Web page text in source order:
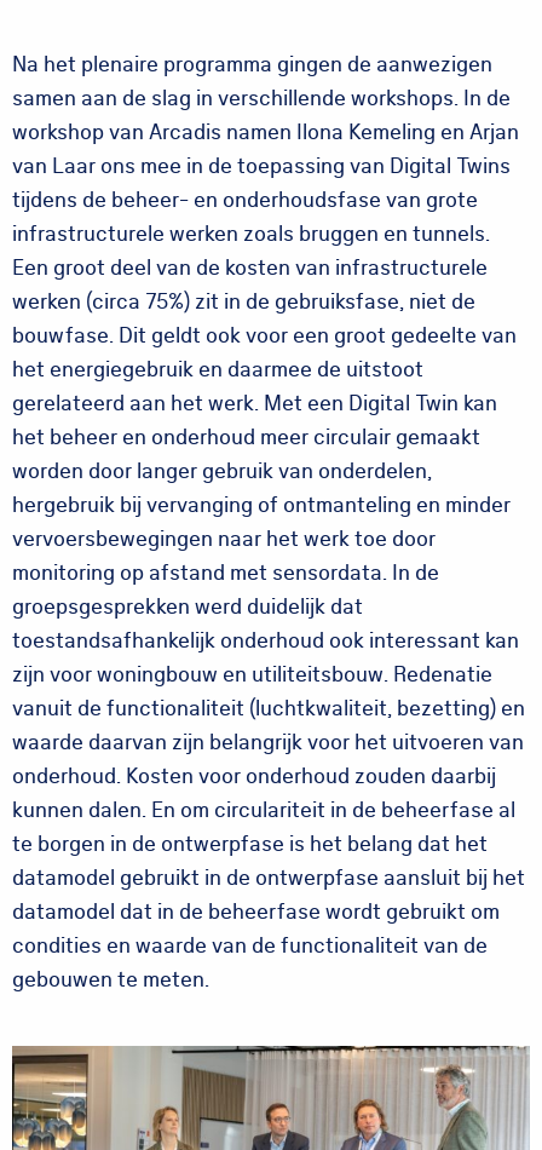
Na het plenaire programma gingen de aanwezigen
samen aan de slag in verschillende workshops. In de
workshop van Arcadis namen Ilona Kemeling en Arjan
van Laar ons mee in de toepassing van Digital Twins
tijdens de beheer- en onderhoudsfase van grote
infrastructurele werken zoals bruggen en tunnels.
Een groot deel van de kosten van infrastructurele
werken (circa 75%) zit in de gebruiksfase, niet de
bouwfase. Dit geldt ook voor een groot gedeelte van
het energiegebruik en daarmee de uitstoot
gerelateerd aan het werk. Met een Digital Twin kan
het beheer en onderhoud meer circulair gemaakt
worden door langer gebruik van onderdelen,
hergebruik bij vervanging of ontmanteling en minder
vervoersbewegingen naar het werk toe door
monitoring op afstand met sensordata. In de
groepsgesprekken werd duidelijk dat
toestandsafhankelijk onderhoud ook interessant kan
zijn voor woningbouw en utiliteitsbouw. Redenatie
vanuit de functionaliteit (luchtkwaliteit, bezetting) en
waarde daarvan zijn belangrijk voor het uitvoeren van
onderhoud. Kosten voor onderhoud zouden daarbij
kunnen dalen. En om circulariteit in de beheerfase al
te borgen in de ontwerpfase is het belang dat het
datamodel gebruikt in de ontwerpfase aansluit bij het
datamodel dat in de beheerfase wordt gebruikt om
condities en waarde van de functionaliteit van de
gebouwen te meten.